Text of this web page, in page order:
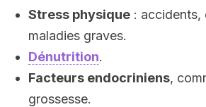
Stress physique : accidents,
maladies graves.
Dénutrition.
Facteurs endocriniens,
grossesse.